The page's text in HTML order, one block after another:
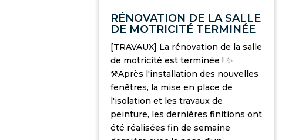
RÉNOVATION DE LA SALLE
DE MOTRICITÉ TERMINÉE
[TRAVAUX] La rénovation de la salle
de motricité est terminée ! ✨
⚒️Après l'installation des nouvelles
fenêtres, la mise en place de
l'isolation et les travaux de
peinture, les dernières finitions ont
été réalisées fin de semaine